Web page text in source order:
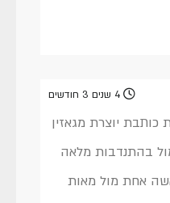
4 שנים 3 חודשים
יוצרת מגאזין
בהתנדבות מלאה
אשה אחת מול מאות